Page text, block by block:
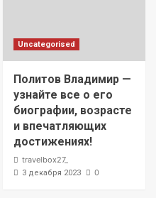
Uncategorised
Политов Владимир —
узнайте все о его
биографии, возрасте
и впечатляющих
достижениях!
travelbox27_
3 декабря 2023 0